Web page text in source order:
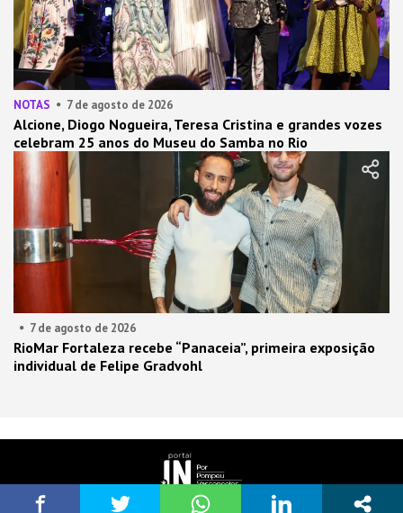
NOTAS 7 de agosto de 2026
Alcione, Diogo Nogueira, Teresa Cristina e grandes vozes
celebram 25 anos do Museu do Samba no Rio
7 de agosto de 2026
RioMar Fortaleza recebe “Panaceia”, primeira exposição
individual de Felipe Gradvohl